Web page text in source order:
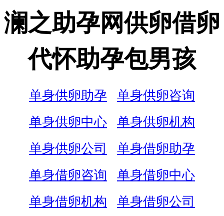
澜之助孕网供卵借卵
代怀助孕包男孩
单身供卵助孕
单身供卵咨询
单身供卵中心
单身供卵机构
单身供卵公司
单身借卵助孕
单身借卵咨询
单身借卵中心
单身借卵机构
单身借卵公司